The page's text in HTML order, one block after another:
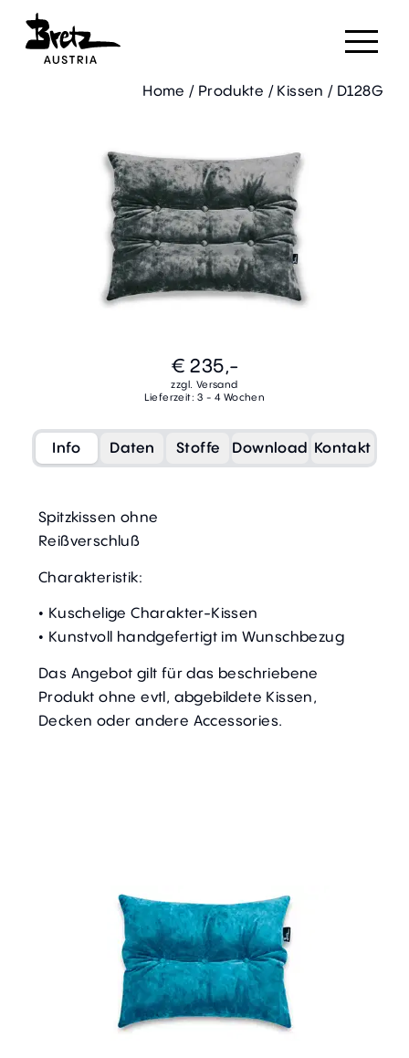
Home / Produkte / Kissen / D128G
€ 235,-
zzgl. Versand
Lieferzeit: 3 - 4 Wochen
Info Daten Stoffe Download Kontakt
Spitzkissen ohne
Reißverschluß
Charakteristik:
• Kuschelige Charakter-Kissen
• Kunstvoll handgefertigt im Wunschbezug
Das Angebot gilt für das beschriebene
Produkt ohne evtl, abgebildete Kissen,
Decken oder andere Accessories.